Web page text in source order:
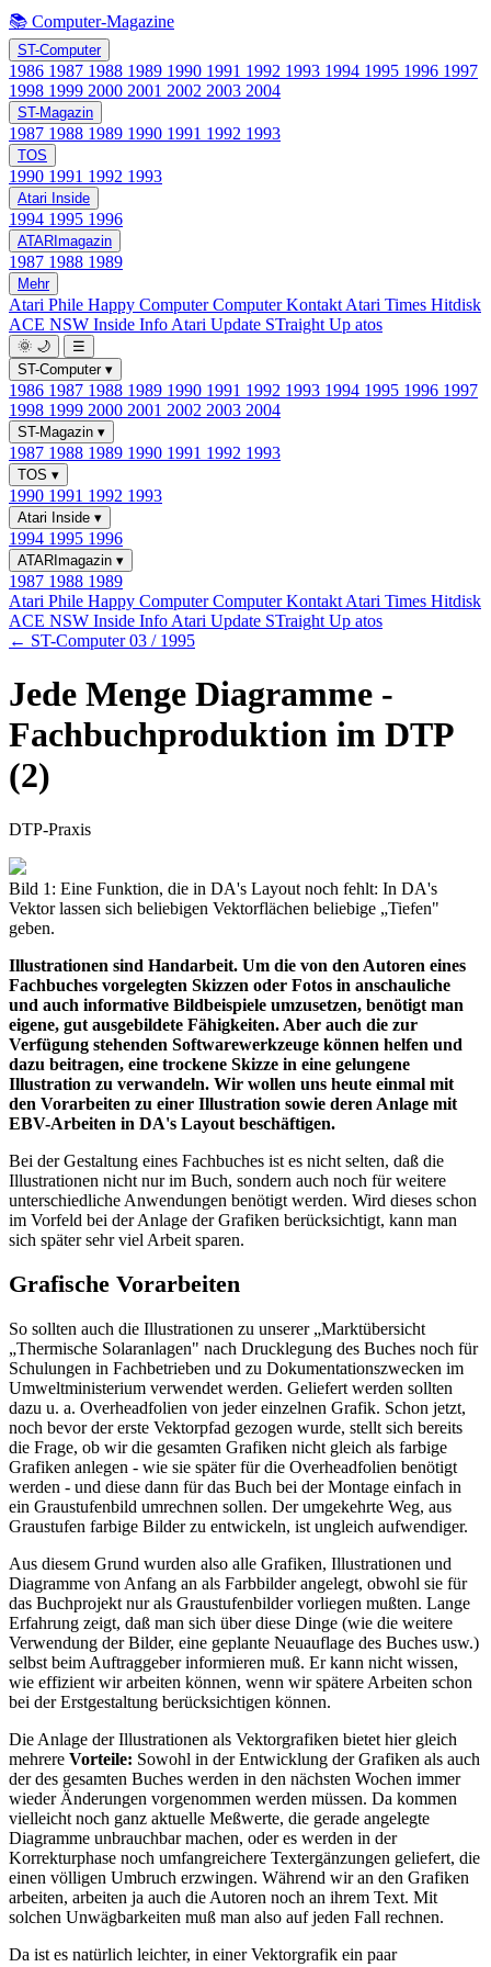
📚 Computer-Magazine
ST-Computer
1986 1987 1988 1989 1990 1991 1992 1993 1994 1995 1996 1997
1998 1999 2000 2001 2002 2003 2004
ST-Magazin
1987 1988 1989 1990 1991 1992 1993
TOS
1990 1991 1992 1993
Atari Inside
1994 1995 1996
ATARImagazin
1987 1988 1989
Mehr
Atari Phile Happy ComputerComputer Kontakt Atari Times Hitdisk
ACE NSW Inside Info Atari Update STraight Up atos
🌞 🌙
☰
ST-Computer ▾
1986 1987 1988 1989 1990 1991 1992 1993 1994 1995 1996 1997
1998 1999 2000 2001 2002 2003 2004
ST-Magazin ▾
1987 1988 1989 1990 1991 1992 1993
TOS ▾
1990 1991 1992 1993
Atari Inside ▾
1994 1995 1996
ATARImagazin ▾
1987 1988 1989
Atari Phile Happy ComputerComputer Kontakt Atari Times Hitdisk
ACE NSW Inside Info Atari Update STraight Up atos
← ST-Computer 03 / 1995
Jede Menge Diagramme -
Fachbuchproduktion im DTP
(2)
DTP-Praxis
Bild 1: Eine Funktion, die in DA's Layout noch fehlt: In DA's
Vektor lassen sich beliebigen Vektorflächen beliebige „Tiefen"
geben.
Illustrationen sind Handarbeit. Um die von den Autoren eines
Fachbuches vorgelegten Skizzen oder Fotos in anschauliche
und auch informative Bildbeispiele umzusetzen, benötigt man
eigene, gut ausgebildete Fähigkeiten. Aber auch die zur
Verfügung stehenden Softwarewerkzeuge können helfen und
dazu beitragen, eine trockene Skizze in eine gelungene
Illustration zu verwandeln. Wir wollen uns heute einmal mit
den Vorarbeiten zu einer Illustration sowie deren Anlage mit
EBV-Arbeiten in DA's Layout beschäftigen.
Bei der Gestaltung eines Fachbuches ist es nicht selten, daß die
Illustrationen nicht nur im Buch, sondern auch noch für weitere
unterschiedliche Anwendungen benötigt werden. Wird dieses schon
im Vorfeld bei der Anlage der Grafiken berücksichtigt, kann man
sich später sehr viel Arbeit sparen.
Grafische Vorarbeiten
So sollten auch die Illustrationen zu unserer „Marktübersicht
„Thermische Solaranlagen" nach Drucklegung des Buches noch für
Schulungen in Fachbetrieben und zu Dokumentationszwecken im
Umweltministerium verwendet werden. Geliefert werden sollten
dazu u. a. Overheadfolien von jeder einzelnen Grafik. Schon jetzt,
noch bevor der erste Vektorpfad gezogen wurde, stellt sich bereits
die Frage, ob wir die gesamten Grafiken nicht gleich als farbige
Grafiken anlegen - wie sie später für die Overheadfolien benötigt
werden - und diese dann für das Buch bei der Montage einfach in
ein Graustufenbild umrechnen sollen. Der umgekehrte Weg, aus
Graustufen farbige Bilder zu entwickeln, ist ungleich aufwendiger.
Aus diesem Grund wurden also alle Grafiken, Illustrationen und
Diagramme von Anfang an als Farbbilder angelegt, obwohl sie für
das Buchprojekt nur als Graustufenbilder vorliegen mußten. Lange
Erfahrung zeigt, daß man sich über diese Dinge (wie die weitere
Verwendung der Bilder, eine geplante Neuauflage des Buches usw.)
selbst beim Auftraggeber informieren muß. Er kann nicht wissen,
wie effizient wir arbeiten können, wenn wir spätere Arbeiten schon
bei der Erstgestaltung berücksichtigen können.
Die Anlage der Illustrationen als Vektorgrafiken bietet hier gleich
mehrere Vorteile: Sowohl in der Entwicklung der Grafiken als auch
der des gesamten Buches werden in den nächsten Wochen immer
wieder Änderungen vorgenommen werden müssen. Da kommen
vielleicht noch ganz aktuelle Meßwerte, die gerade angelegte
Diagramme unbrauchbar machen, oder es werden in der
Korrekturphase noch umfangreichere Textergänzungen geliefert, die
einen völligen Umbruch erzwingen. Während wir an den Grafiken
arbeiten, arbeiten ja auch die Autoren noch an ihrem Text. Mit
solchen Unwägbarkeiten muß man also auf jeden Fall rechnen.
Da ist es natürlich leichter, in einer Vektorgrafik ein paar